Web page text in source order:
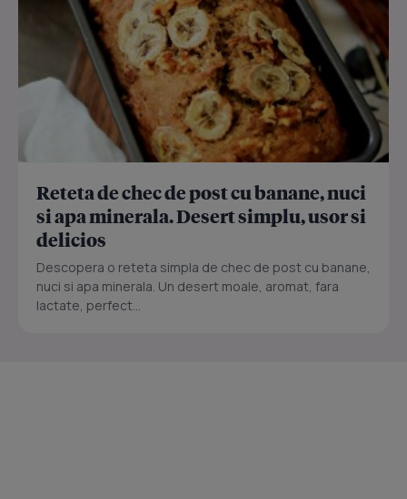
Reteta de chec de post cu banane, nuci
si apa minerala. Desert simplu, usor si
delicios
Descopera o reteta simpla de chec de post cu banane,
nuci si apa minerala. Un desert moale, aromat, fara
lactate, perfect...